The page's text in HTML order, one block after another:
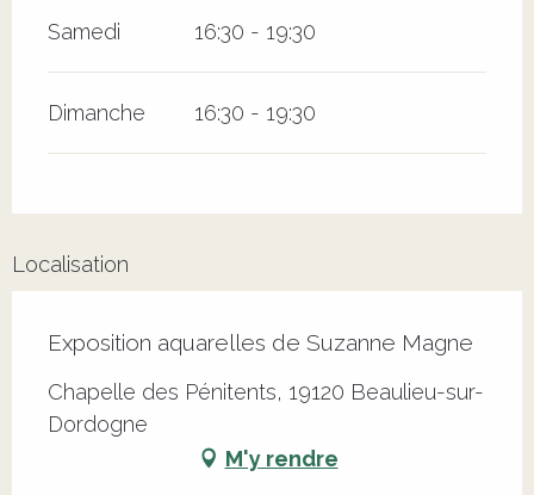
Samedi 16:30 - 19:30
Dimanche 16:30 - 19:30
Localisation
Exposition aquarelles de Suzanne Magne
Chapelle des Pénitents, 19120 Beaulieu-sur-
Dordogne
M'y rendre